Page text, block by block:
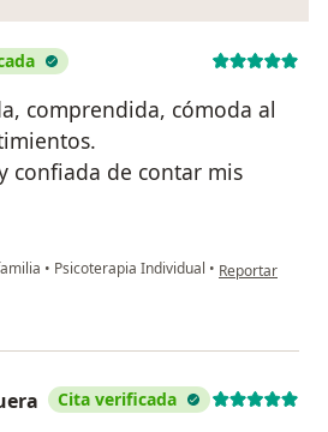
comprendida, cómoda al
confiada de contar mis
• Psicoterapia Individual • en opinión del
Reportar
Cita verificada